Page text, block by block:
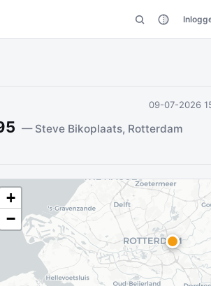
09-07-2026
— Steve Bikoplaats, Rotterdam
+
−